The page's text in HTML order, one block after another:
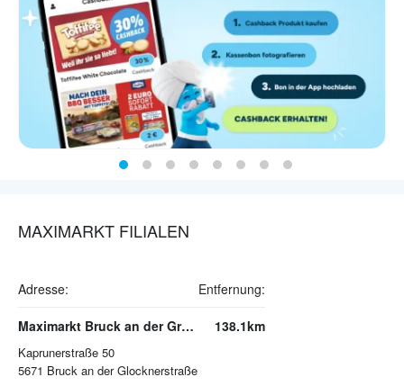
MAXIMARKT FILIALEN
Adresse: Entfernung:
Maximarkt Bruck an der Großglocknerstraße
Kaprunerstraße 50
5671 Bruck an der Glocknerstraße
138.1km